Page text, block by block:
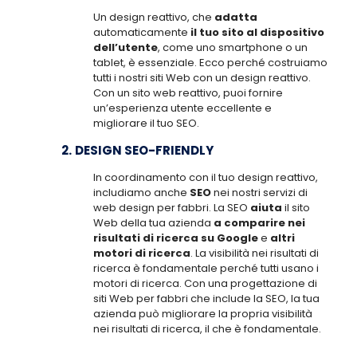
Un design reattivo, che adatta
automaticamente il tuo sito al dispositivo
dell’utente, come uno smartphone o un
tablet, è essenziale. Ecco perché costruiamo
tutti i nostri siti Web con un design reattivo.
Con un sito web reattivo, puoi fornire
un’esperienza utente eccellente e
migliorare il tuo SEO.
2. DESIGN SEO-FRIENDLY
In coordinamento con il tuo design reattivo,
includiamo anche SEOnei nostri servizi di
web design per fabbri. La SEO aiuta il sito
Web della tua azienda a comparire nei
risultati di ricerca su Googlee altri
motori di ricerca. La visibilità nei risultati di
ricerca è fondamentale perché tutti usano i
motori di ricerca. Con una progettazione di
siti Web per fabbri che include la SEO, la tua
azienda può migliorare la propria visibilità
nei risultati di ricerca, il che è fondamentale.